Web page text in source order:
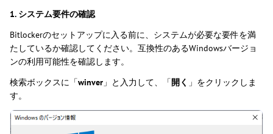
1. システム要件の確認
Bitlockerのセットアップに入る前に、システムが必要な要件を満
たしているか確認してください。互換性のあるWindowsバージョ
ンの利用可能性を確認します。
検索ボックスに「winver 」と入力して、「 開く 」をクリックしま
す。